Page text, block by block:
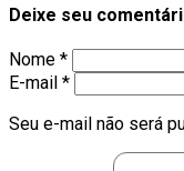
Deixe seu
Nome *
E-mail *
Seu e-mail não será